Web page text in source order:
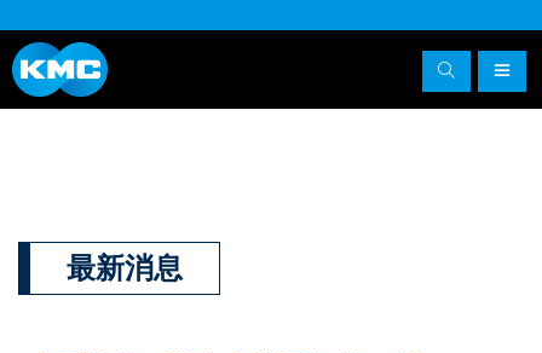
最新消息